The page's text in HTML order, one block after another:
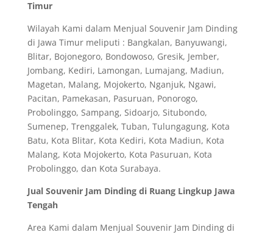
Timur
Wilayah Kami dalam Menjual Souvenir Jam Dinding
di Jawa Timur meliputi : Bangkalan, Banyuwangi,
Blitar, Bojonegoro, Bondowoso, Gresik, Jember,
Jombang, Kediri, Lamongan, Lumajang, Madiun,
Magetan, Malang, Mojokerto, Nganjuk, Ngawi,
Pacitan, Pamekasan, Pasuruan, Ponorogo,
Probolinggo, Sampang, Sidoarjo, Situbondo,
Sumenep, Trenggalek, Tuban, Tulungagung, Kota
Batu, Kota Blitar, Kota Kediri, Kota Madiun, Kota
Malang, Kota Mojokerto, Kota Pasuruan, Kota
Probolinggo, dan Kota Surabaya.
Jual Souvenir Jam Dinding di Ruang Lingkup Jawa
Tengah
Area Kami dalam Menjual Souvenir Jam Dinding di